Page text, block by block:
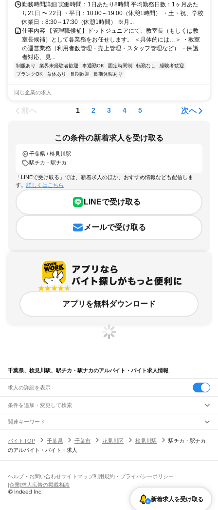
勤務時間詳細 実働時間：1日あたり8時間 平均勤務日数：1ヶ月あた
り21日 〜 22日 ・平日：10:00～19:00（休憩1時間） ・土・祝、学校
休業日：8:30～17:30（休憩1時間） ※月...
仕事内容 【管理職候補】ドットジュニアにて、教室長（もしくは教
室長候補）として各業務をお任せします。 ＜具体的には…＞ ・教室
の運営業務（利用者数管理・売上管理・スタッフ管理など） ・保護
者対応、見...
制服あり 業界未経験者歓迎 車通勤OK 固定時間制 転勤なし
経験者歓迎
ブランクOK
育休あり 長期歓迎 長期休暇あり
同じ企業の求人
前へ 1 2 3 4 5 次へ
この条件の新着求人を受け取る
千葉県 / 検見川駅
駅チカ・駅ナカ
「LINEで受け取る」では、新着求人のほか、おすすめ情報なども配信しま
す。 詳しくはこちら
LINEで受け取る
メールで受け取る
アプリを無料ダウンロード
千葉県、検見川駅、駅チカ・駅ナカのアルバイト・バイト求人情報
求人の詳細を表示
条件を追加・変更して検索
市区町村を追加・変更
千葉県すべて
千葉市 すべて
旭市習志野市柏市勝浦市市原市流山市八千代市我孫子市鴨川市鎌ケ谷市
君津市富津市浦安市 印西市白井市富里市南房総市
匝瑳市香取市 印旛郡 香取郡山武郡 長生郡夷隅郡
駅を追加・変更
JR中央・総武線
市川駅本八幡駅下総中山駅 津田沼駅幕張本郷駅幕張駅
新検見川駅
職種を追加・変更
飲食・フードサービスすべて
ホールスタッフキッチンスタッフ
パン屋（ベーカリー）
バー（BAR）・バーテンダー
飲食店（店長・マネージャー）
人気
日払いOK高校生歓迎 髪型・髪色自由
留学生・外国人活躍中
雇用形態を追加・変更
関連キーワード
バイトTOP
千葉県 千葉市 花見川区 検見川駅
駅チカ・駅ナカ
のアルバイト・バイト・求人
新着求人を受け取る
ヘルプ・お問い合わせサイトマップ利用規約・プライバシーポリシー
[企業]求人広告の掲載相談